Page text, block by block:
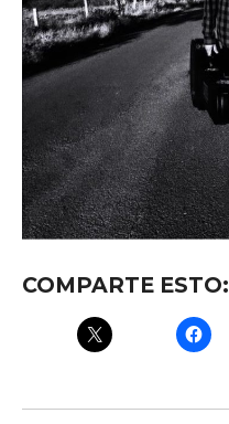
COMPARTE ESTO: